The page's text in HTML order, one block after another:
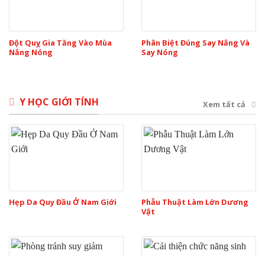
Đột Quỵ Gia Tăng Vào Mùa
Nắng Nóng
Phân Biệt Đúng Say Nắng Và
Say Nóng
Y HỌC GIỚI TÍNH Xem tất cả
Hẹp Da Quy Đầu Ở Nam Giới
Phẫu Thuật Làm Lớn Dương
Vật